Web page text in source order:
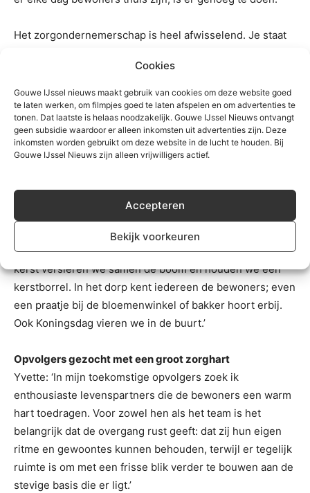
Cookies
Gouwe IJssel nieuws maakt gebruik van cookies om deze website goed
te laten werken, om filmpjes goed te laten afspelen en om advertenties te
tonen. Dat laatste is helaas noodzakelijk. Gouwe IJssel Nieuws ontvangt
geen subsidie waardoor er alleen inkomsten uit advertenties zijn. Deze
inkomsten worden gebruikt om deze website in de lucht te houden. Bij
Gouwe IJssel Nieuws zijn alleen vrijwilligers actief.
Accepteren
Bekijk voorkeuren
Het zorgondernemerschap is heel afwisselend. Je staat
eromheen. Als ik niet met de bewoners ben, maak ik de
werkroosters, heb ik contact met wettelijk
vertegenwoordigers en pak ik andere praktische en
administratieve zaken op. Geen dag is hetzelfde.’
Geworteld in het dorp
in de Dorpsstraat: het is hier ons kent ons. We wonen in
een actieve straat, waar we veel samen ondernemen. Zo
hebben we vaak Halloween georganiseerd voor kinderen
uit de buurt, met Pasen spelen we paasbingo en met
kerst versieren we samen de boom en houden we een
kerstborrel. In het dorp kent iedereen de bewoners; even
een praatje bij de bloemenwinkel of bakker hoort erbij.
Ook Koningsdag vieren we in de buurt.’
Opvolgers gezocht met een groot zorghart
Yvette: ‘In mijn toekomstige opvolgers zoek ik
enthousiaste levenspartners die de bewoners een warm
hart toedragen. Voor zowel hen als het team is het
belangrijk dat de overgang rust geeft: dat zij hun eigen
ritme en gewoontes kunnen behouden, terwijl er tegelijk
ruimte is om met een frisse blik verder te bouwen aan de
stevige basis die er ligt.’